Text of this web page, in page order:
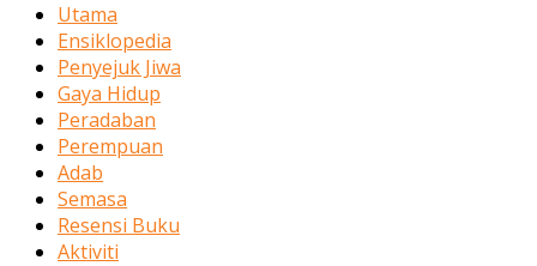
Utama
Ensiklopedia
Penyejuk Jiwa
Gaya Hidup
Peradaban
Perempuan
Adab
Semasa
Resensi Buku
Aktiviti